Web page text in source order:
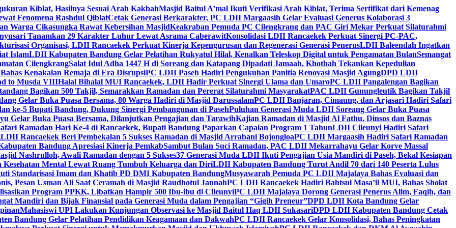
Kiblat, Hasilnya Sesuai Arah KakbahMasjid Baitul A’mal Ikuti Verifikasi Arah Kiblat, Terima Sertifikat dari Kemenag
Fenomena Rashdul QiblatCetak Generasi Berkarakter, PC LDII Margaasih Gelar Evaluasi Generus Kolaborasi 3
Warga Cikasungka Rawat Kebersihan MasjidKeakraban Pemuda PC Cilengkrang dan PAC Giri Mekar Perkuat Silaturahmi
Tanamkan 29 Karakter Luhur Lewat Asrama CaberawitKonsolidasi LDII Rancaekek Perkuat Sinergi PC-PAC,
Organisasi, LDII Rancaekek Perkuat Kinerja Kepengurusan dan Regenerasi Generasi PenerusLDII Baleendah Ingatkan
IslamLDII Kabupaten Bandung Gelar Pelatihan Rukyatul Hilal, Kenalkan Teleskop Digital untuk Pengamatan BulanSemangat
CilengkrangSalat Idul Adha 1447 H di Soreang dan Katapang Dipadati Jamaah, Khotbah Tekankan Kepedulian
Kenakalan Remaja di Era DisrupsiPC LDII Paseh Hadiri Pengukuhan Panitia Renovasi Masjid AgungDPD LDII
to Musda VIIIHalal Bihalal MUI Rancaekek, LDII Hadir Perkuat Sinergi Ulama dan UmaroPC LDII Pangalengan Bagikan
Bagikan 500 Takjil, Semarakkan Ramadan dan Pererat Silaturahmi MasyarakatPAC LDII Gunungleutik Bagikan Takjil
Gelar Buka Puasa Bersama, 80 Warga Hadiri di Masjid DarussalamPC LDII Banjaran, Cimaung, dan Arjasari Hadiri Safari
ke-5 Bupati Bandung, Dukung Sinergi Pembangunan di PasehPuluhan Generasi Muda LDII Soreang Gelar Buka Puasa
Gelar Buka Puasa Bersama, Dilanjutkan Pengajian dan TarawihKajian Ramadan di Masjid Al Fathu, Dinsos dan Baznas
Ramadan Hari Ke-4 di Rancaekek, Bupati Bandung Paparkan Capaian Program 1 TahunLDII Cileunyi Hadiri Safari
LDII Rancaekek Beri Pembekalan 5 Sukses Ramadan di Masjid Arrabani BojongloaPC LDII Margaasih Hadiri Safari Ramadan
Bandung Apresiasi Kinerja PemkabSambut Bulan Suci Ramadan, PAC LDII Mekarrahayu Gelar Korve Massal
Nashrulloh, Awali Ramadan dengan 5 Sukses37 Generasi Muda LDII Ikuti Pengajian Usia Mandiri di Paseh, Bekal Kesiapan
Mental Lewat Ruang Tumbuh Keluarga dan DiriLDII Kabupaten Bandung Turut Andil 70 dari 140 Peserta Lulus
Standarisasi Imam dan Khatib PD DMI Kabupaten BandungMusyawarah Pemuda PC LDII Majalaya Bahas Evaluasi dan
Pesan Usman Ali Saat Ceramah di Masjid Raudhotul JannahPC LDII Rancaekek Hadiri Bahtsul Masa’il MUI, Bahas Sholat
Program PPKK, Libatkan Hampir 500 Ibu-ibu di CileunyiPC LDII Majalaya Dorong Generasi Penerus Alim, Faqih, dan
Mandiri dan Bijak Finansial pada Generasi Muda dalam Pengajian “Gigih Preneur”DPD LDII Kota Bandung Gelar
Mahasiswi UPI Lakukan Kunjungan Observasi ke Masjid Baitul Haq LDII SukasariDPD LDII Kabupaten Bandung Cetak
Bandung Gelar Pelatihan Pendidikan Keagamaan dan DakwahPC LDII Rancaekek Gelar Konsolidasi, Bahas Peningkatan